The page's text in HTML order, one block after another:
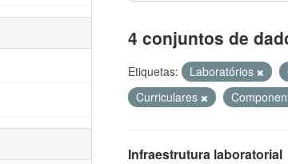
4 conjuntos de
Etiquetas: Laboratórios
Curriculares
Infraestrutura laboratorial